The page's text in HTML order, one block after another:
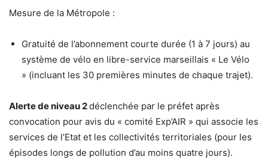
Mesure de la Métropole :
Gratuité de l’abonnement courte durée (1 à 7 jours) au
système de vélo en libre-service marseillais « Le Vélo
» (incluant les 30 premières minutes de chaque trajet).
Alerte de niveau 2déclenchée par le préfet après
convocation pour avis du « comité Exp’AIR » qui associe les
services de l’Etat et les collectivités territoriales (pour les
épisodes longs de pollution d’au moins quatre jours).